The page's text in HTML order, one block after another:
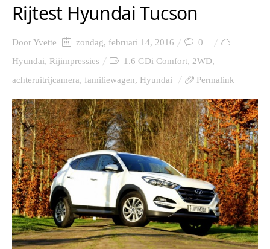
Rijtest Hyundai Tucson
DoorYvette zondag, februari 14, 2016
0
Hyundai, Rijimpressies 1.6 GDi Comfort, 2WD,
achteruitrijcamera, familiewagen, Hyundai Permalink